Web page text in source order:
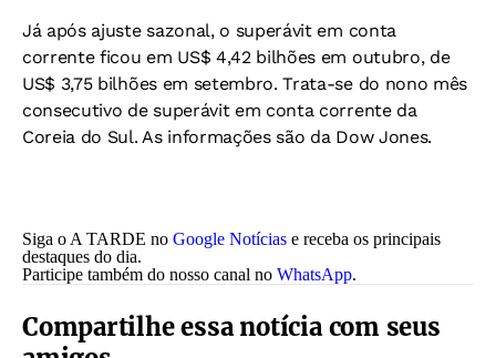
Já após ajuste sazonal, o superávit em conta
corrente ficou em US$ 4,42 bilhões em outubro, de
US$ 3,75 bilhões em setembro. Trata-se do nono mês
consecutivo de superávit em conta corrente da
Coreia do Sul. As informações são da Dow Jones.
Siga o A TARDE no Google Notícias e receba os principais
destaques do dia.
Participe também do nosso canal no WhatsApp.
Compartilhe essa notícia com seus